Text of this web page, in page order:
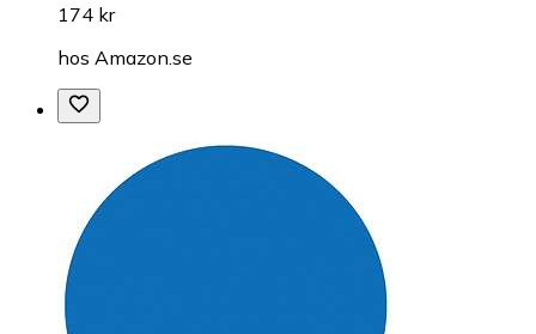
174 kr
hos Amazon.se